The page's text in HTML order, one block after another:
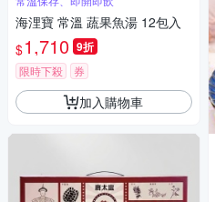
海浬寶 常溫 蔬果魚湯 12包入
$1,710 9折
限時下殺 券
加入購物車